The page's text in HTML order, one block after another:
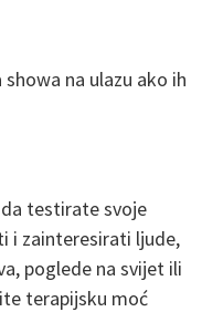
na ulazu ako ih
testirate svoje
i zainteresirati ljude,
poglede na svijet ili
terapijsku moć